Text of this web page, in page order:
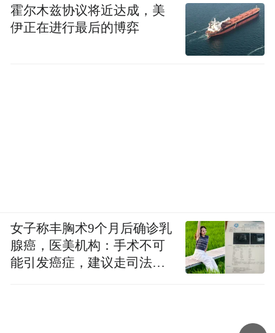
霍尔木兹协议将近达成，美
伊正在进行最后的博弈
女子称丰胸术9个月后确诊乳
腺癌，医美机构：手术不可
能引发癌症，建议走司法途